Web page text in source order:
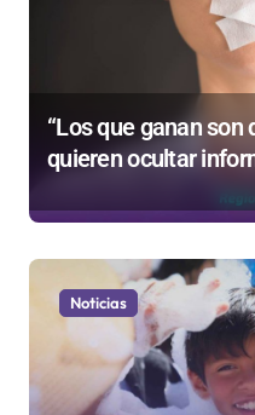
“Los que ganan son
quieren ocultar
Colegio de
“Ley Mordaza 2.0”
Noticias